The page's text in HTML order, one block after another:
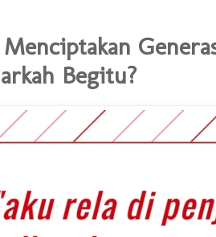
Begitu?